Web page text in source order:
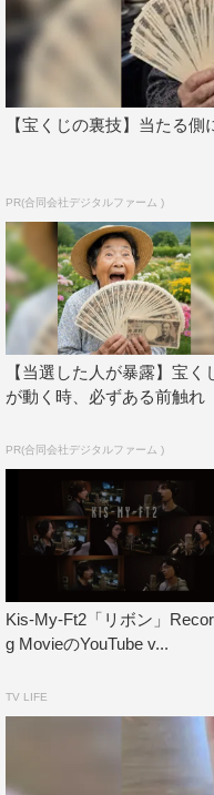
【宝くじの裏技】当たる
PR(合同会社デジタルファーム )
【当選した人が暴露】宝く
が動く時、必ずある前触れ
PR(合同会社デジタルファーム )
Kis-My-Ft2「リボン」
g MovieのYouTube v...
TV LIFE